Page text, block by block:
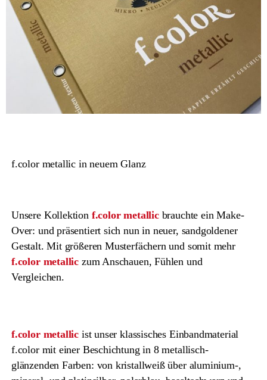
f.color metallic in neuem Glanz
Unsere Kollektion f.color metallicbrauchte ein Make-
Over: und präsentiert sich nun in neuer, sandgoldener
Gestalt. Mit größeren Musterfächern und somit mehr
f.color metallic zum Anschauen, Fühlen und
Vergleichen.
f.color metallic ist unser klassisches Einbandmaterial
f.color mit einer Beschichtung in 8 metallisch-
glänzenden Farben: von kristallweiß über aluminium-,